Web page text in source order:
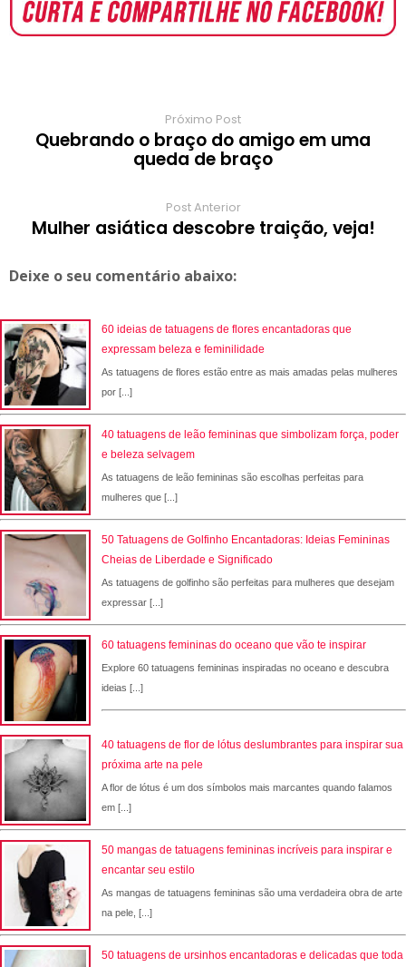
o
o
k
A
p
p
e
r
r r
e
s
o
a
r
r
a
m
Próximo Post
Quebrando o braço do amigo em uma
queda de braço
Post Anterior
Mulher asiática descobre traição, veja!
Deixe o seu comentário abaixo:
60 ideias de tatuagens de flores encantadoras que
expressam beleza e feminilidade
As tatuagens de flores estão entre as mais amadas pelas mulheres
por [...]
40 tatuagens de leão femininas que simbolizam força, poder
e beleza selvagem
As tatuagens de leão femininas são escolhas perfeitas para
mulheres que [...]
50 Tatuagens de Golfinho Encantadoras: Ideias Femininas
Cheias de Liberdade e Significado
As tatuagens de golfinho são perfeitas para mulheres que desejam
expressar [...]
60 tatuagens femininas do oceano que vão te inspirar
Explore 60 tatuagens femininas inspiradas no oceano e descubra
ideias [...]
40 tatuagens de flor de lótus deslumbrantes para inspirar sua
próxima arte na pele
A flor de lótus é um dos símbolos mais marcantes quando falamos
em [...]
50 mangas de tatuagens femininas incríveis para inspirar e
encantar seu estilo
As mangas de tatuagens femininas são uma verdadeira obra de arte
na pele, [...]
50 tatuagens de ursinhos encantadoras e delicadas que toda